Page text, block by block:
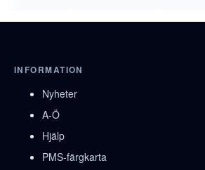
INFORMATION
Nyheter
A-Ö
Hjälp
PMS-färgkarta